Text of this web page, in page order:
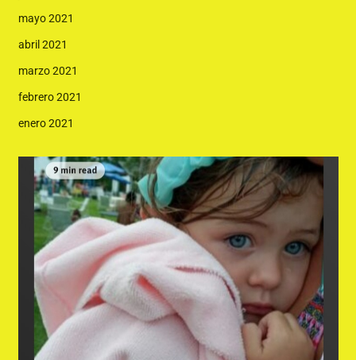
mayo 2021
abril 2021
marzo 2021
febrero 2021
enero 2021